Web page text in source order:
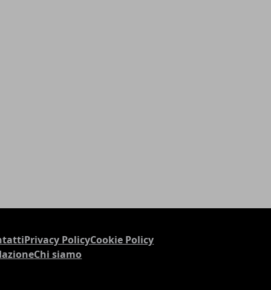
Privacy PolicyCookie Policy
Chi siamo